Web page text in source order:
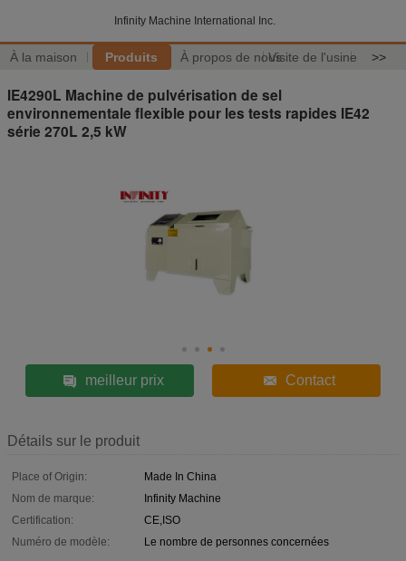
Infinity Machine International Inc.
À la maison Produits À propos de nousVisite de l'usine >>
IE4290L Machine de pulvérisation de sel
environnementale flexible pour les tests rapides IE42
série 270L 2,5 kW
meilleur prix Contact
Détails sur le produit
Place of Origin:
Made In China
Nom de marque:
Infinity Machine
Certification:
CE,ISO
Numéro de modèle:
Le nombre de personnes concernées